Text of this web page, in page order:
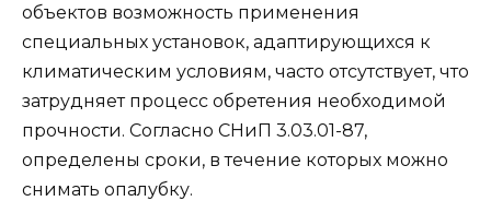
объектов возможность применения
специальных установок, адаптирующихся к
климатическим условиям, часто отсутствует, что
затрудняет процесс обретения необходимой
прочности. Согласно СНиП 3.03.01-87,
определены сроки, в течение которых можно
снимать опалубку.